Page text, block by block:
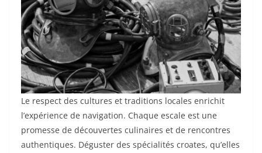
Le respect des cultures et traditions locales enrichit
l’expérience de navigation. Chaque escale est une
promesse de découvertes culinaires et de rencontres
authentiques. Déguster des spécialités croates, qu’elles